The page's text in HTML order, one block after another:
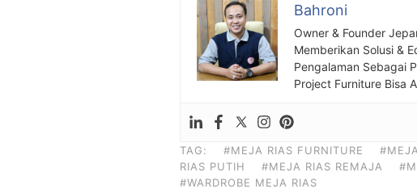
Bahroni
Owner & Founder
Memberikan Solusi &
Pengalaman Sebagai
Project Furniture Bisa
TAG: #MEJA RIAS FURNITURE
RIAS PUTIH
#MEJA RIAS REMAJA
#WARDROBE MEJA RIAS